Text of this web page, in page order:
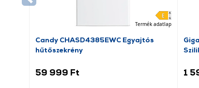
Termék adatlap
Candy CHASD4385EWC Egyajtós
hűtőszekrény
59 999 Ft 1